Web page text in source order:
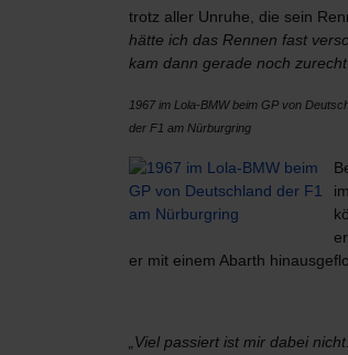
trotz aller Unruhe, die sein
hätte ich das Rennen fast
kam dann gerade noch zurecht
1967 im Lola-BMW beim GP von
der F1 am Nürburgring
er mit einem Abarth
„Viel passiert ist mir dabei